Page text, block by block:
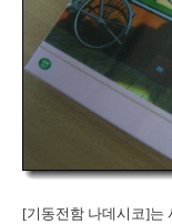
[기동전함 나데시코]는